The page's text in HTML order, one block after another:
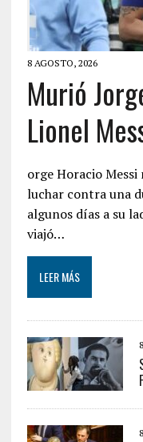
8 AGOSTO, 2026
Murió
Lionel
orge Horacio Messi
luchar contra una
algunos días a su
viajó…
LEER MÁS